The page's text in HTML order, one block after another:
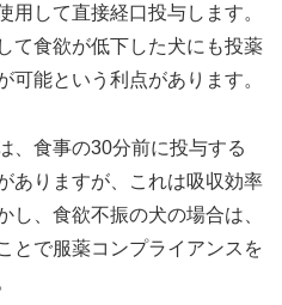
用して直接経口投与します。
て食欲が低下した犬にも投薬
可能という利点があります。
、食事の30分前に投与する
ありますが、これは吸収効率
し、食欲不振の犬の場合は、
とで服薬コンプライアンスを